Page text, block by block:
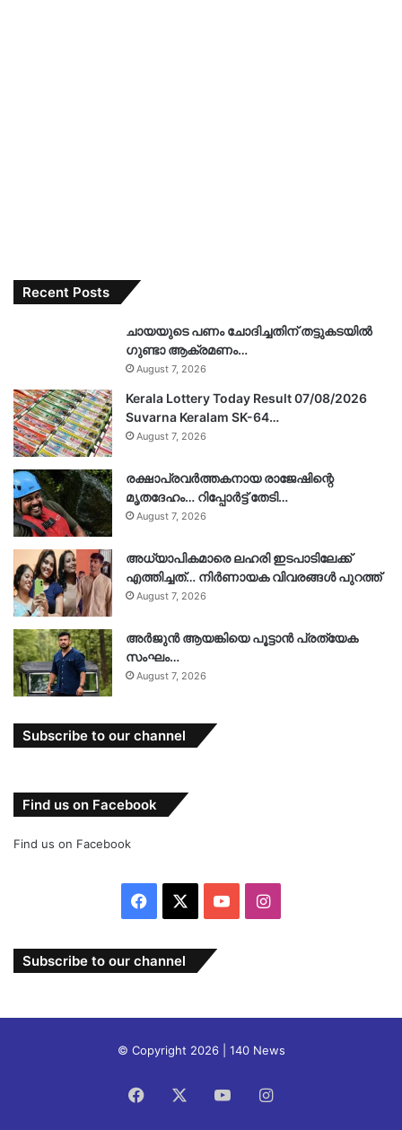
Recent Posts
ചായയുടെ പണം ചോദിച്ചതിന് തട്ടുകടയിൽ
ഗുണ്ടാ ആക്രമണം…
August 7, 2026
Kerala Lottery Today Result 07/08/2026
Suvarna Keralam SK-64…
August 7, 2026
രക്ഷാപ്രവർത്തകനായ രാജേഷിന്റെ
മൃതദേഹം… റിപ്പോർട്ട് തേടി…
August 7, 2026
അധ്യാപികമാരെ ലഹരി ഇടപാടിലേക്ക്
എത്തിച്ചത്… നിർണായക വിവരങ്ങൾ പുറത്ത്
August 7, 2026
അർജുൻ ആയങ്കിയെ പൂട്ടാൻ പ്രത്യേക
സംഘം…
August 7, 2026
Subscribe to our channel
Find us on Facebook
Find us on Facebook
Facebook YouTubeInstagram
Subscribe to our channel
© Copyright 2026 | 140 News
Facebook YouTubeInstagram